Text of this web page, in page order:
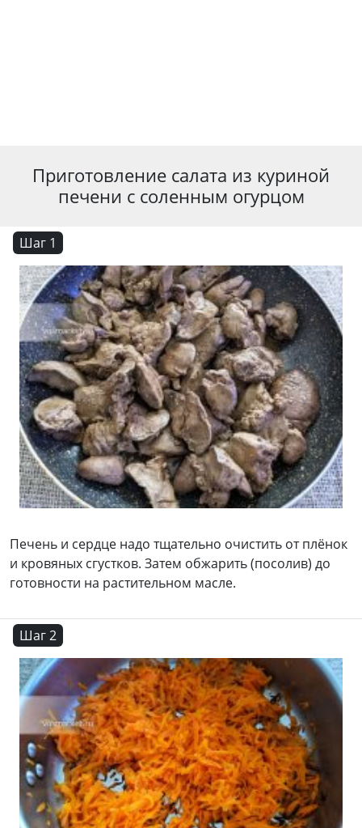
Приготовление салата из куриной
печени с соленным огурцом
Шаг 1
Печень и сердце надо тщательно очистить от плёнок
и кровяных сгустков. Затем обжарить (посолив) до
готовности на растительном масле.
Шаг 2